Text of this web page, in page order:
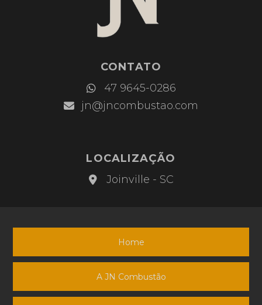
CONTATO
JN
Combustão
47 9645-0286
jn@jncombustao.com
LOCALIZAÇÃO
JN
Combustão
Joinville - SC
Home
A JN Combustão